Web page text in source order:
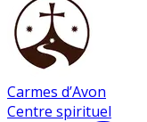
Carmes d’Avon
Centre spirituel